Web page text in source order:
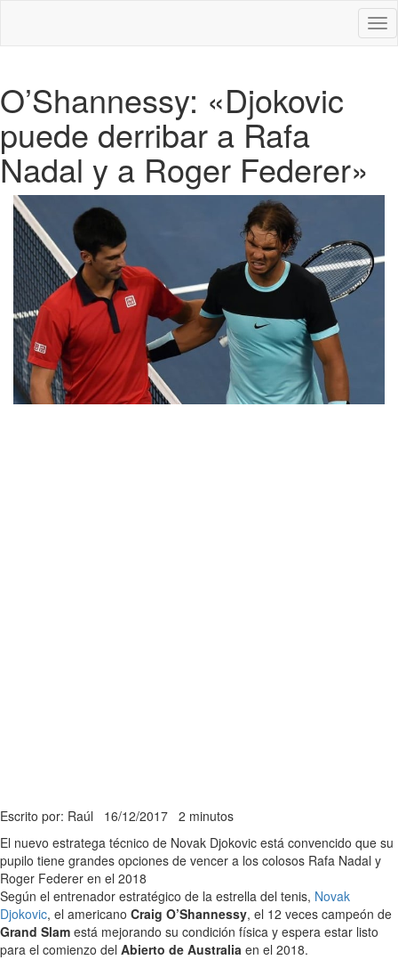
O’Shannessy: «Djokovic
puede derribar a Rafa
Nadal y a Roger Federer»
Escrito por: Raúl 16/12/2017 2 minutos
El nuevo estratega técnico de Novak Djokovic está convencido que su
pupilo tiene grandes opciones de vencer a los colosos Rafa Nadal y
Roger Federer en el 2018
Según el entrenador estratégico de la estrella del tenis, Novak
Djokovic, el americano Craig O’Shannessy, el 12 veces campeón de
Grand Slam está mejorando su condición física y espera estar listo
para el comienzo del Abierto de Australia en el 2018.